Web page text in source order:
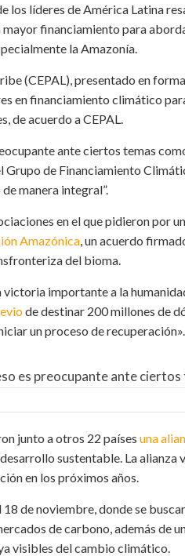
los líderes de América Latina
financiamiento para
la Amazonía.
(CEPAL), presentado en
en financiamiento climático
de acuerdo a CEPAL.
ante ciertos temas
Grupo de Financiamiento
manera integral”.
en el que pidieron por
Amazónica, un acuerdo
del bioma.
importante a la
de destinar 200 millones de
un proceso de recuperación».
es preocupante ante ciertos
junto a otros 22 países una
sustentable. La alianza
en los próximos años.
de noviembre, donde se
de carbono, además de
visibles del cambio climático.